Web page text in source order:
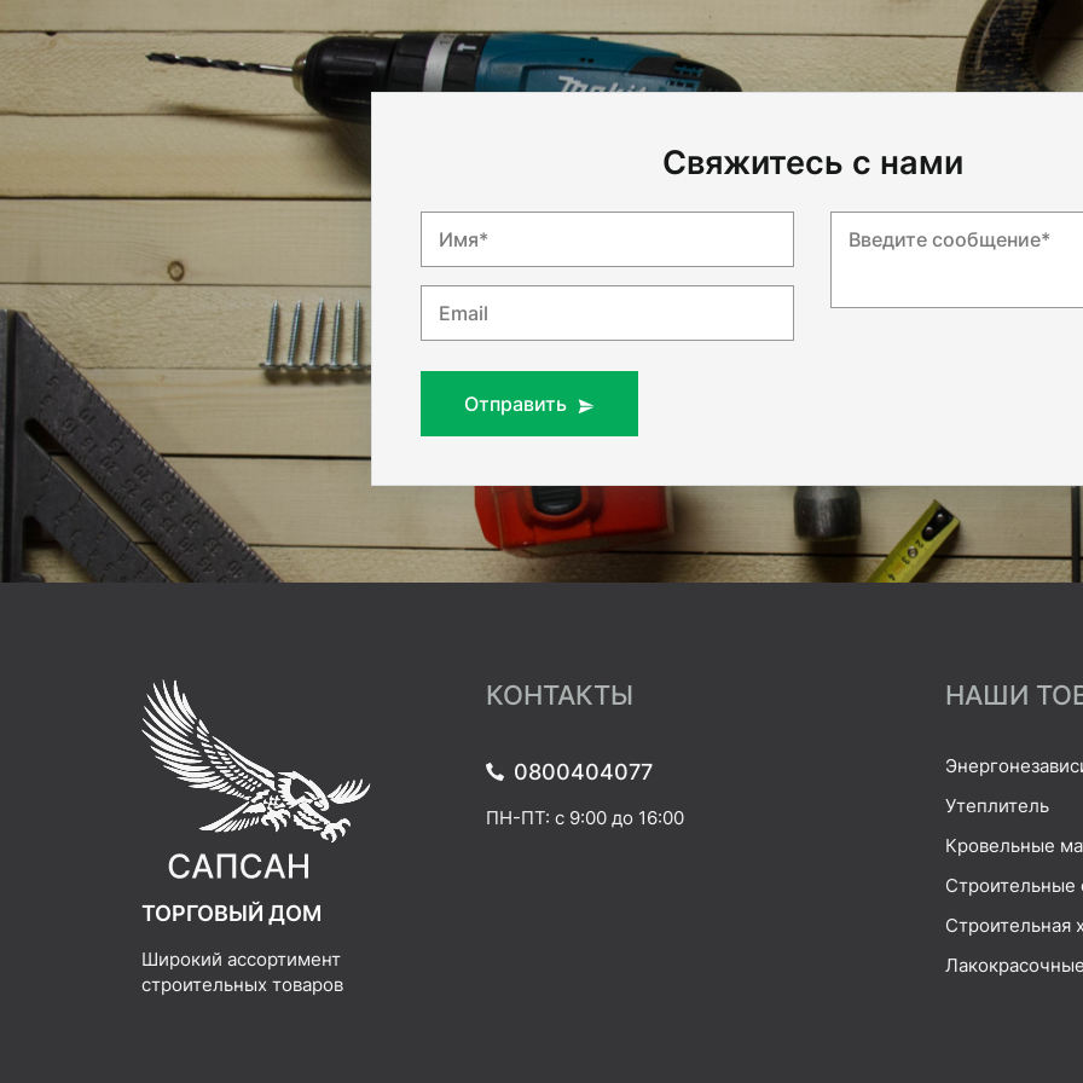
Свяжитесь с нами
Имя*
Email
Введите сообщение*
Отправить
ТОРГОВЫЙ ДОМ
Широкий ассортимент
строительных товаров
КОНТАКТЫ
0800404077
ПН-ПТ: с 9:00 до 16:00
НАШИ
Утеплитель
Кровельные
Строительные
Строительная